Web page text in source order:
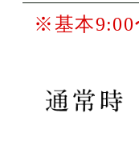
※基本9:00